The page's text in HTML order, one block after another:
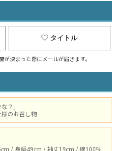
タイトル
決まった際にメールが届きます。
？」
のお召し物
/ 身幅49cm / 袖丈19cm / 綿100％